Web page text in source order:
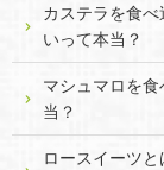
カステラを食
いって本当？
マシュマロを
当？
ロースイーツ